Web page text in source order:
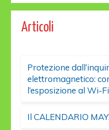
Articoli
Protezione
elettromagnetico:
l’esposizione al Wi-Fi
Il CALENDARIO